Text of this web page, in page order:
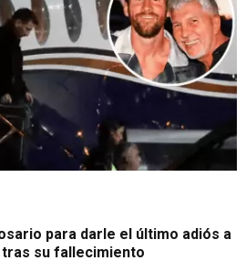
para darle el último adiós a
su fallecimiento